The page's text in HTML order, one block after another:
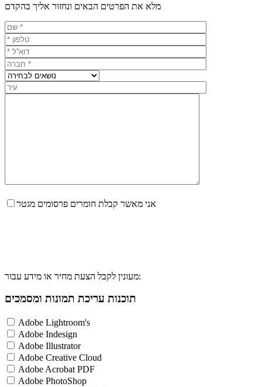
מלא את הפרטים הבאים ונחזור אליך בהקדם
אני מאשר קבלת חומרים פרסומים מגטר
מעונין לקבל הצעת מחיר או מידע עבור:
תוכנות עריכת תמונות ומסמכים
Adobe Lightroom's
Adobe Indesign
Adobe Illustrator
Adobe Creative Cloud
Adobe Acrobat PDF
Adobe PhotoShop